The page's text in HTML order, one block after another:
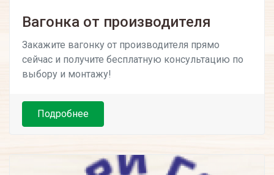
Вагонка от производителя
Закажите вагонку от производителя прямо
сейчас и получите бесплатную консультацию по
выбору и монтажу!
Подробнее